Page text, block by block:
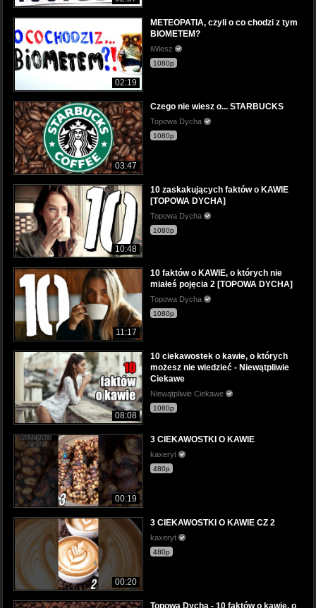
02:19
METEOPATIA, czyli o co chodzi z tym
BIOMETEM?
iWiesz
1080p
03:47
Czego nie wiesz o... STARBUCKS
Topowa Dycha
1080p
10:48
10 zaskakujących faktów o KAWIE
[TOPOWA DYCHA]
Topowa Dycha
1080p
11:17
10 faktów o KAWIE, o których nie
miałeś pojęcia 2 [TOPOWA DYCHA]
Topowa Dycha
1080p
08:08
10 ciekawostek o kawie, o których
możesz nie wiedzieć - Niewątpliwie
Ciekawe
Niewątpliwie Ciekawe
1080p
00:19
3 CIEKAWOSTKI O KAWIE
kaxeryt
480p
00:20
3 CIEKAWOSTKI O KAWIE CZ 2
kaxeryt
480p